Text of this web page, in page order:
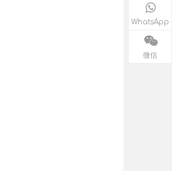
WhatsApp
微信